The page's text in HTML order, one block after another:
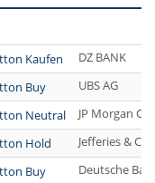
Kaufen
DZ BANK
Buy
UBS AG
Neutral
JP Morgan
Hold
Jefferies &
Buy Deutsche